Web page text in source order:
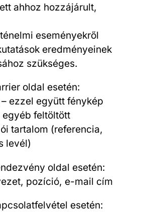
ahhoz hozzájárult,
eseményekről
eredményeinek
szükséges.
oldal esetén:
ezzel együtt fénykép
egyéb feltöltött
tartalom (referencia,
levél)
oldal esetén:
pozíció, e-mail cím
esetén: